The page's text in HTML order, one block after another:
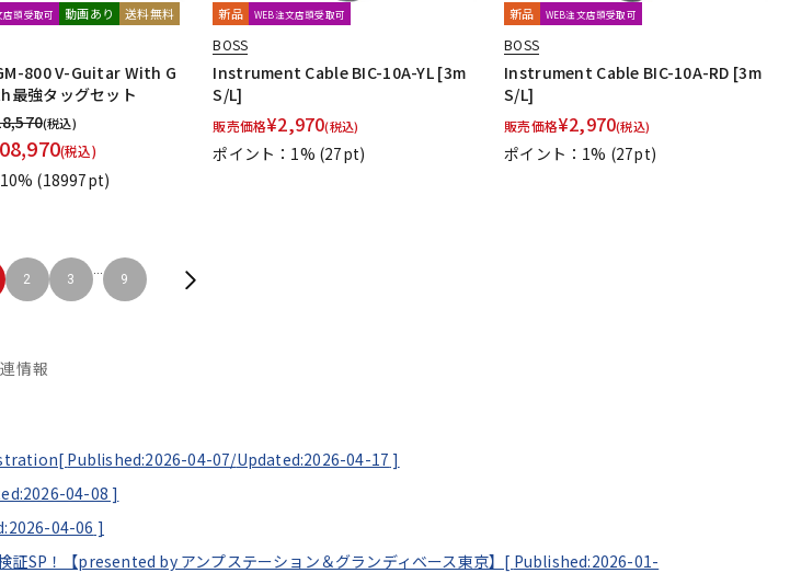
店頭受取可 動画あり 送料無料
800 V-Guitar With G
強タッグセット
(税込)
(税込)
(18997pt)
新品 WEB注文店頭受取可
BOSS
Instrument Cable BIC-10A-YL [3m
S/L]
販売価格¥2,970(税込)
ポイント：1% (27pt)
新品 WEB注文店頭受取可
BOSS
Instrument Cable BIC-10A-RD [3m
S/L]
販売価格¥2,970(税込)
ポイント：1% (27pt)
2 3
...
9
情報
Published:2026-04-07/Updated:2026-04-17 ]
04-08 ]
04-06 ]
証SP！【presented by アンプステーション＆グランディベース東京】[ Published:2026-01-